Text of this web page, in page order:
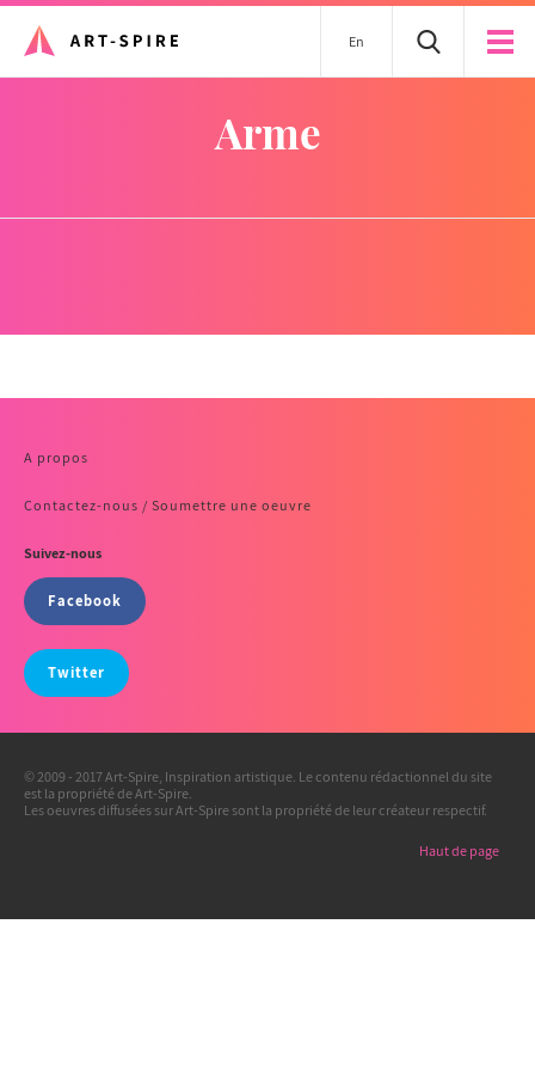
En
arme
A propos
Contactez-nous / Soumettre une oeuvre
Suivez-nous
Facebook
Twitter
© 2009 - 2017 Art-Spire, Inspiration artistique. Le contenu rédactionnel du site
est la propriété de Art-Spire.
Les oeuvres diffusées sur Art-Spire sont la propriété de leur créateur respectif.
Haut de page